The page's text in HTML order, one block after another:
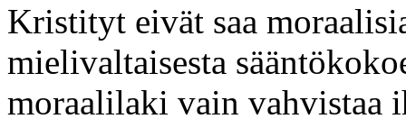
Kristityt eivät saa
mielivaltaisesta
moraalilaki vain vahvistaa